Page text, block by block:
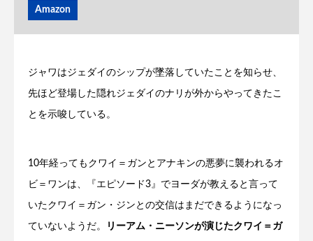
Amazon
ジャワはジェダイのシップが墜落していたことを知らせ、
先ほど登場した隠れジェダイのナリが外からやってきたこ
とを示唆している。
10年経ってもクワイ＝ガンとアナキンの悪夢に襲われるオ
ビ＝ワンは、『エピソード3』でヨーダが教えると言って
いたクワイ＝ガン・ジンとの交信はまだできるようになっ
ていないようだ。 リーアム・ニーソンが演じたクワイ＝ガ